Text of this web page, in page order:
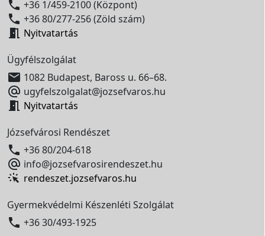
 +36 1/459-2100 (Központ)
 +36 80/277-256 (Zöld szám)
 Nyitvatartás
Ügyfélszolgálat
 1082 Budapest, Baross u. 66–68.
 ugyfelszolgalat@jozsefvaros.hu
 Nyitvatartás
Józsefvárosi Rendészet
 +36 80/204-618
 info@jozsefvarosirendeszet.hu
rendeszet.jozsefvaros.hu
Gyermekvédelmi Készenléti Szolgálat
 +36 30/493-1925